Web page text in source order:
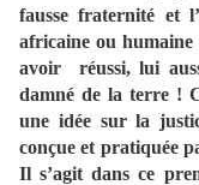
fausse fraternité et
africaine ou humaine
avoir
réussi, lui
damné de la terre !
une idée sur la
conçue et pratiquée
Il s’agit dans ce